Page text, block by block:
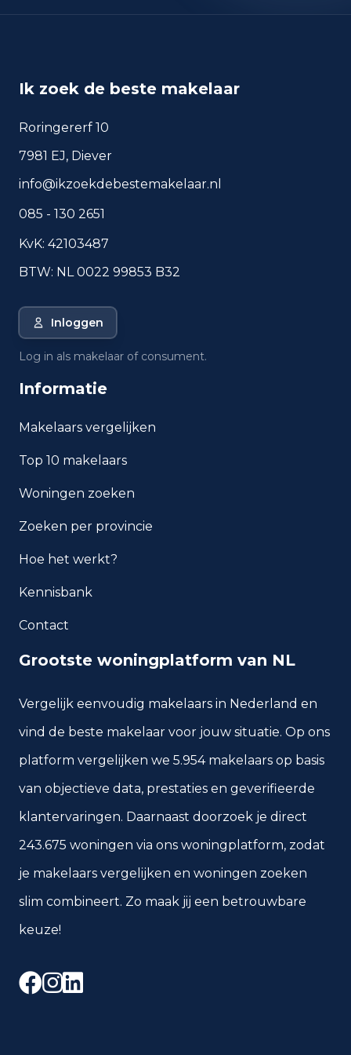
Veelgestelde vragen over
wonen in Bilthoven
Korte antwoorden op basis van actuele
plaatscijfers, handig voor een snelle
vergelijking van de woonomgeving.
Hoeveel inwoners heeft
Bilthoven?
Wat is de gemiddelde WOZ-
waarde in Bilthoven?
Wat is het gemiddelde
inkomen per inwoner in
Bilthoven?
Hoe veilig is wonen in
Welke woningtypen komen
Ik zoek de beste makelaar
Roringererf 10
7981 EJ, Diever
info@ikzoekdebestemakelaar.nl
085 - 130 2651
KvK: 42103487
BTW: NL 0022 99853 B32
Inloggen
Log in als makelaar of consument.
Informatie
Makelaars vergelijken
Top 10 makelaars
Woningen zoeken
Zoeken per provincie
Hoe het werkt?
Kennisbank
Contact
Grootste woningplatform van NL
Vergelijk eenvoudig makelaars in Nederland en
vind de beste makelaar voor jouw situatie. Op ons
platform vergelijken we 5.954 makelaars op basis
van objectieve data, prestaties en geverifieerde
klantervaringen. Daarnaast doorzoek je direct
243.675 woningen via ons woningplatform, zodat
je makelaars vergelijken en woningen zoeken
slim combineert. Zo maak jij een betrouwbare
keuze!
Facebook
Instagram
LinkedIn